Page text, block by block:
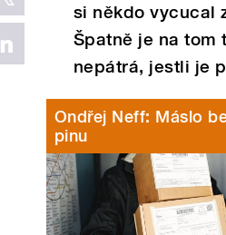
si někdo vycucal
Špatně je na tom
nepátrá, jestli je
Ondřej Neff: Máslo
pinu